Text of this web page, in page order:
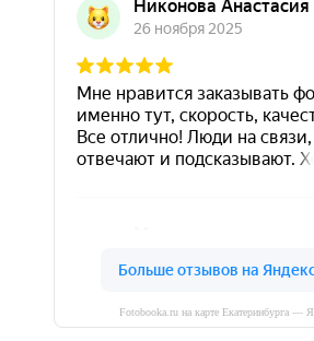
Fotobooka.ru на карте Екатеринбурга —